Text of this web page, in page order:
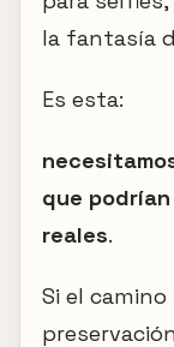
la fantasía
Es esta:
que
reales.
Si el